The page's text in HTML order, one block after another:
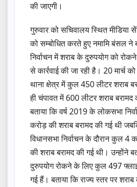
की जाएगी।
गुरुवार को सचिवालय स्थित मीडिया
को सम्बोधित करते हुए नमामि बंसल ने
निर्वाचन में शराब के दुरुपयोग को
से कार्रवाई की जा रही है। 20 मार्च
थाना क्षेत्र में कुल 450 लीटर शराब
ही चंपावत में 600 लीटर शराब बरामद
बताया कि वर्ष 2019 के लोकसभा
करोड़ की शराब बरामद की गई थी
विधानसभा निर्वाचन के दौरान कुल
की शराब बरामद की गई थी। उन्होंने
दुरुपयोग रोकने के लिए कुल 497
गई हैं। बताया कि राज्य स्तर पर